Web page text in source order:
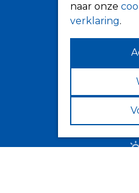
naar onze
verklaring.